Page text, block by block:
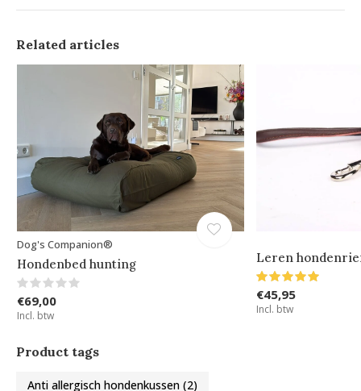
Related articles
Dog's Companion®
Hondenbed hunting
€69,00
Incl. btw
Leren
€45,95
Incl. btw
Product tags
Anti allergisch hondenkussen (2)